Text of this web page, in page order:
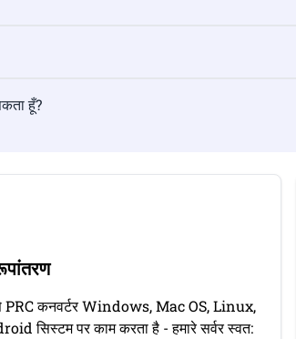
हूँ?
PRC कनवर्टर Windows, Mac OS, Linux,
सिस्टम पर काम करता है - हमारे सर्वर स्वत: